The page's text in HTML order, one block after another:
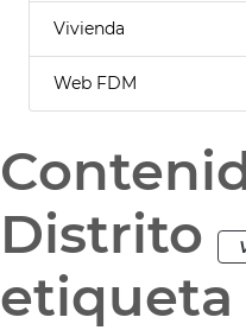
Vivienda
Web FDM
Distrito
etiqueta